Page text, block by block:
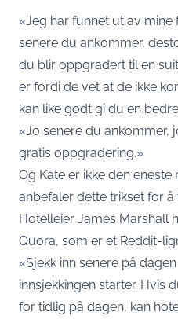
«Jeg har funnet ut av mine
senere du ankommer,
du blir oppgradert til en
er fordi de vet at de ikke
kan like godt gi du en
«Jo senere du ankommer,
gratis oppgradering.»
Og Kate er ikke den
anbefaler dette trikset for
Hotelleier James Marshall
Quora, som er et Reddit-
«Sjekk inn senere på
innsjekkingen starter. Hvis
for tidlig på dagen, kan